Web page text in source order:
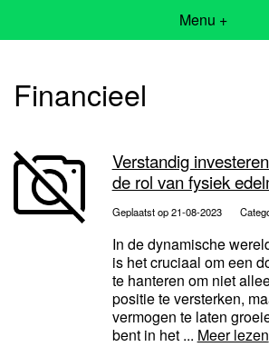
Menu +
Financieel
Verstandig
de rol van fysiek
Geplaatst op 21-08-2023
In de dynamische
is het cruciaal om een
te hanteren om niet
positie te versterken,
vermogen te laten
bent in het ... Meer lezen